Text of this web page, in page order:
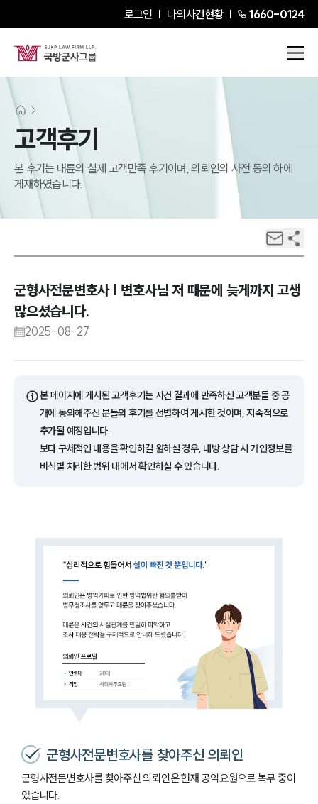
로그인 나의사건현황 1660-0124
고객후기
본 후기는 대륜의 실제 고객만족 후기이며, 의뢰인의 사전 동의 하에
게재하였습니다.
군형사전문변호사 | 변호사님 저 때문에 늦게까지 고생
많으셨습니다.
2025-08-27
ⓘ본 페이지에 게시된 고객후기는 사건 결과에 만족하신 고객분들 중 공
개에 동의해주신 분들의 후기를 선별하여 게시한 것이며, 지속적으로
추가될 예정입니다.
보다 구체적인 내용을 확인하길 원하실 경우, 내방 상담 시 개인정보를
비식별 처리한 범위 내에서 확인하실 수 있습니다.
군형사전문변호사를 찾아주신 의뢰인
군형사전문변호사를 찾아주신 의뢰인은 현재 공익요원으로 복무 중이
었습니다.